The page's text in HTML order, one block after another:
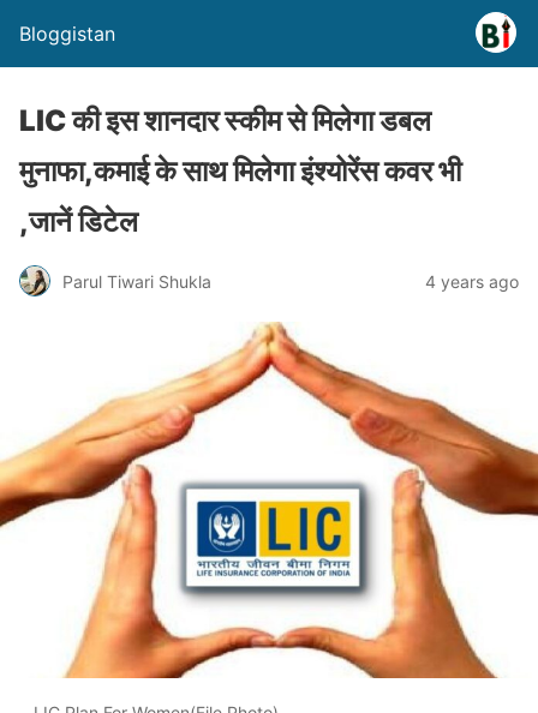
Bloggistan
LIC की इस शानदार स्कीम से मिलेगा डबल
मुनाफा,कमाई के साथ मिलेगा इंश्योरेंस कवर भी
,जानें डिटेल
Parul Tiwari Shukla 4 years ago